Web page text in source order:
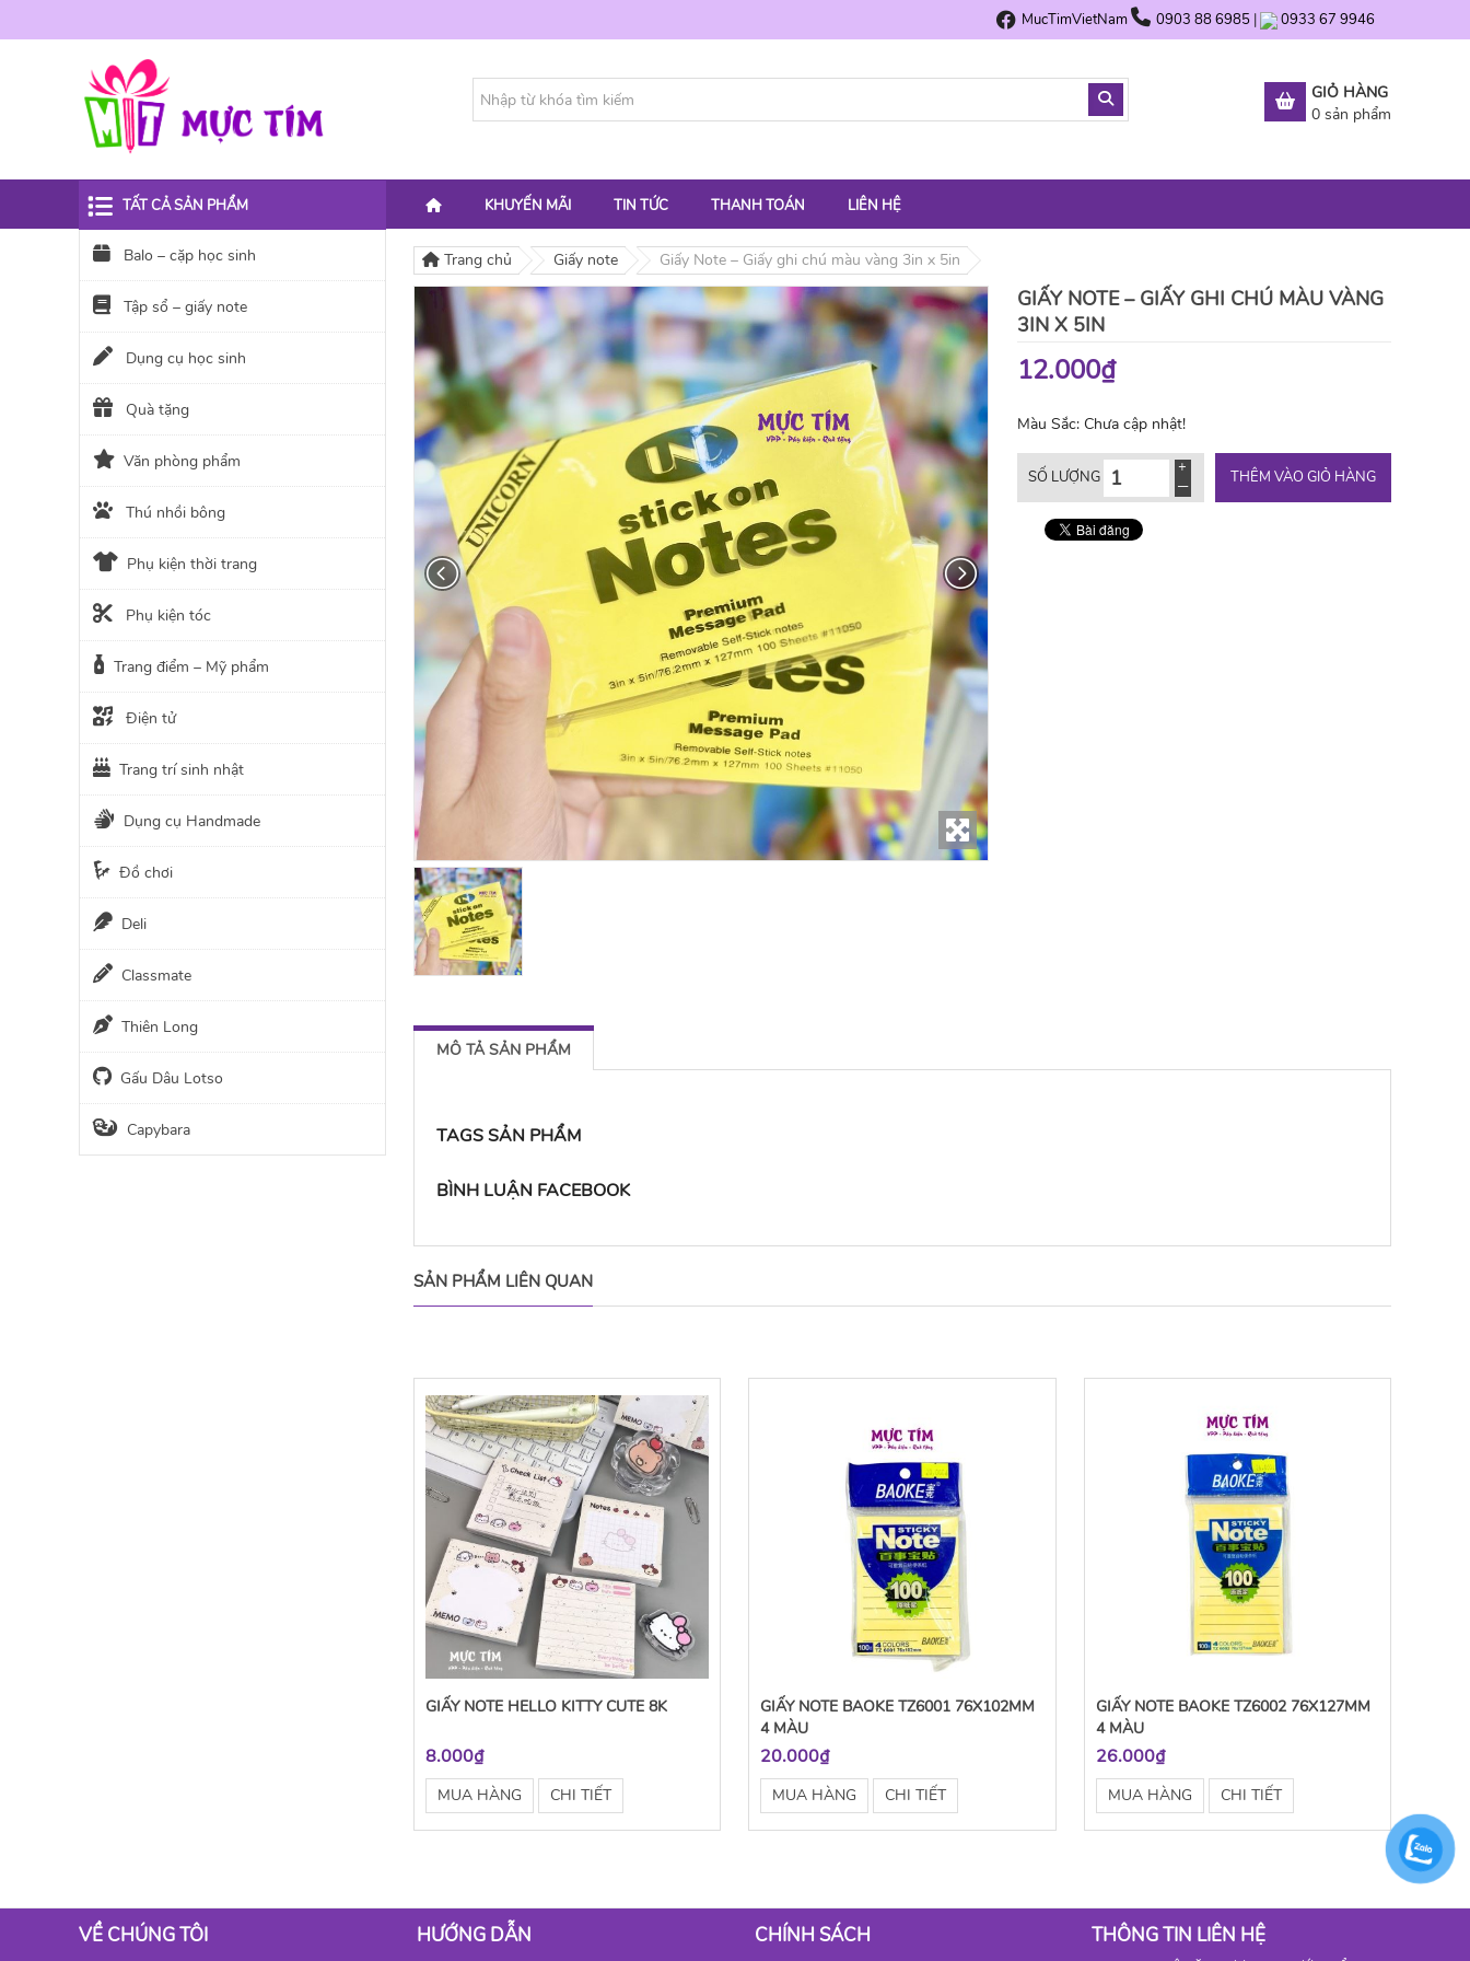
MucTimVietNam 0903 88 6985 | 0933 67 9946
GIỎ HÀNG
0 sản phẩm
KHUYẾN MÃI TIN TỨC THANH TOÁN LIÊN HỆ
Trang chủ Giấy note Giấy Note – Giấy ghi chú màu vàng 3in x 5in
GIẤY NOTE – GIẤY GHI CHÚ MÀU VÀNG
3IN X 5IN
12.000₫
Màu Sắc: Chưa cập nhật!
SỐ LƯỢNG THÊM VÀO GIỎ HÀNG
MÔ TẢ SẢN PHẨM
TAGS SẢN PHẨM
BÌNH LUẬN FACEBOOK
SẢN PHẨM LIÊN QUAN
GIẤY NOTE HELLO KITTY CUTE 8K
8.000₫
MUA HÀNG CHI TIẾT
GIẤY NOTE BAOKE TZ6001 76X102MM
4 MÀU
20.000₫
MUA HÀNG CHI TIẾT
GIẤY NOTE BAOKE TZ6002 76X127MM
4 MÀU
26.000₫
MUA HÀNG CHI TIẾT
TẤT CẢ SẢN PHẨM
Balo – cặp học sinh
Tập sổ – giấy note
Dụng cụ học sinh
Quà tặng
Văn phòng phẩm
Thú nhồi bông
Phụ kiện thời trang
Phụ kiện tóc
Trang điểm – Mỹ phẩm
Điện tử
Trang trí sinh nhật
Dụng cụ Handmade
Đồ chơi
Deli
Classmate
Thiên Long
Gấu Dâu Lotso
Capybara
VỀ CHÚNG TÔI HƯỚNG DẪN CHÍNH SÁCH THÔNG TIN LIÊN HỆ